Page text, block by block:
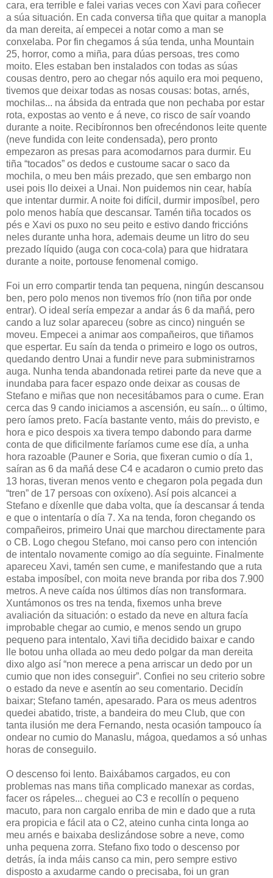
cara, era terrible e falei varias veces con Xavi para coñecer
a súa situación. En cada conversa tiña que quitar a manopla
da man dereita, aí empecei a notar como a man se
conxelaba. Por fin chegamos á súa tenda, unha Mountain
25, horror, como a miña, para dúas persoas, tres como
moito. Eles estaban ben instalados con todas as súas
cousas dentro, pero ao chegar nós aquilo era moi pequeno,
tivemos que deixar todas as nosas cousas: botas, arnés,
mochilas... na ábsida da entrada que non pechaba por estar
rota, expostas ao vento e á neve, co risco de saír voando
durante a noite. Recibíronnos ben ofrecéndonos leite quente
(neve fundida con leite condensada), pero pronto
empezaron as presas para acomodarnos para durmir. Eu
tiña “tocados” os dedos e custoume sacar o saco da
mochila, o meu ben máis prezado, que sen embargo non
usei pois llo deixei a Unai. Non puidemos nin cear, había
que intentar durmir. A noite foi difícil, durmir imposíbel, pero
polo menos había que descansar. Tamén tiña tocados os
pés e Xavi os puxo no seu peito e estivo dando friccións
neles durante unha hora, ademais deume un litro do seu
prezado líquido (auga con coca-cola) para que hidratara
durante a noite, portouse fenomenal comigo.
Foi un erro compartir tenda tan pequena, ningún descansou
ben, pero polo menos non tivemos frío (non tiña por onde
entrar). O ideal sería empezar a andar ás 6 da mañá, pero
cando a luz solar apareceu (sobre as cinco) ninguén se
moveu. Empecei a animar aos compañeiros, que tiñamos
que espertar. Eu saín da tenda o primeiro e logo os outros,
quedando dentro Unai a fundir neve para subministrarnos
auga. Nunha tenda abandonada retirei parte da neve que a
inundaba para facer espazo onde deixar as cousas de
Stefano e miñas que non necesitábamos para o cume. Eran
cerca das 9 cando iniciamos a ascensión, eu saín... o último,
pero íamos preto. Facía bastante vento, máis do previsto, e
hora e pico despois xa tivera tempo dabondo para darme
conta de que dificilmente faríamos cume ese día, a unha
hora razoable (Pauner e Soria, que fixeran cumio o día 1,
saíran as 6 da mañá dese C4 e acadaron o cumio preto das
13 horas, tiveran menos vento e chegaron pola pegada dun
“tren” de 17 persoas con oxíxeno). Así pois alcancei a
Stefano e díxenlle que daba volta, que ía descansar á tenda
e que o intentaría o día 7. Xa na tenda, foron chegando os
compañeiros, primeiro Unai que marchou directamente para
o CB. Logo chegou Stefano, moi canso pero con intención
de intentalo novamente comigo ao día seguinte. Finalmente
apareceu Xavi, tamén sen cume, e manifestando que a ruta
estaba imposíbel, con moita neve branda por riba dos 7.900
metros. A neve caída nos últimos días non transformara.
Xuntámonos os tres na tenda, fixemos unha breve
avaliación da situación: o estado da neve en altura facía
improbable chegar ao cumio, e menos sendo un grupo
pequeno para intentalo, Xavi tiña decidido baixar e cando
lle botou unha ollada ao meu dedo polgar da man dereita
dixo algo así “non merece a pena arriscar un dedo por un
cumio que non ides conseguir”. Confiei no seu criterio sobre
o estado da neve e asentín ao seu comentario. Decidín
baixar; Stefano tamén, apesarado. Para os meus adentros
quedei abatido, triste, a bandeira do meu Club, que con
tanta ilusión me dera Fernando, nesta ocasión tampouco ía
ondear no cumio do Manaslu, mágoa, quedamos a só unhas
horas de conseguilo.
O descenso foi lento. Baixábamos cargados, eu con
problemas nas mans tiña complicado manexar as cordas,
facer os rápeles... cheguei ao C3 e recollín o pequeno
macuto, para non cargalo enriba de min e dado que a ruta
era propicia e fácil ata o C2, ateino cunha cinta longa ao
meu arnés e baixaba deslizándose sobre a neve, como
unha pequena zorra. Stefano fixo todo o descenso por
detrás, ía inda máis canso ca min, pero sempre estivo
disposto a axudarme cando o precisaba, foi un gran